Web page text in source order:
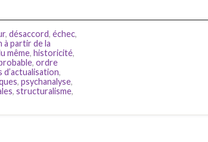
, désaccord, échec,
à partir de la
même, historicité,
, ordre
d’actualisation,
, psychanalyse,
, structuralisme,